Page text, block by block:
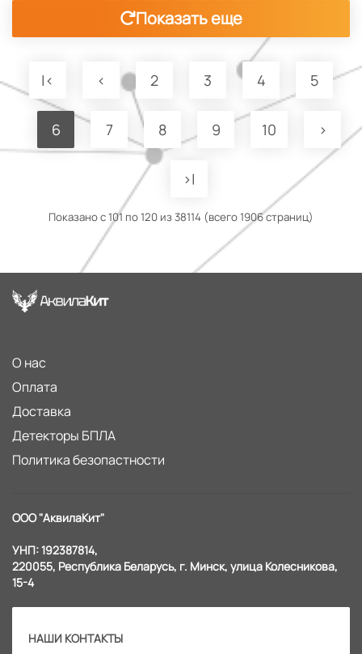
Показать еще
|< < 2 3 4 5
6 7 8 9 10 >
>|
Показано с 101 по 120 из 38114 (всего 1906 страниц)
О нас
Оплата
Доставка
Детекторы БПЛА
Политика безопастности
ООО "АквилаКит"
УНП: 192387814,
220055, Республика Беларусь, г. Минск, улица Колесникова,
15-4
НАШИ КОНТАКТЫ